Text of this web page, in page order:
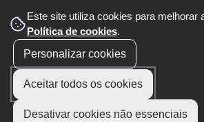
Este site utiliza cookies para melhorar
Política de cookies.
Personalizar cookies
Aceitar todos os cookies
Desativar cookies não essenciais